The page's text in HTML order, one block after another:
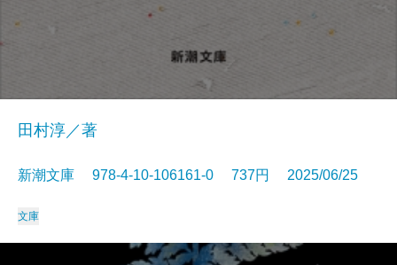
田村淳／著
新潮文庫 978-4-10-106161-0 737円 2025/06/25
文庫